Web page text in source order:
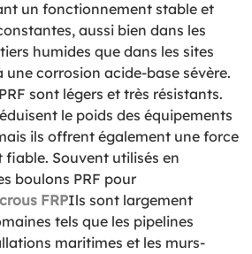
un fonctionnement stable et
aussi bien dans les
humides que dans les sites
une corrosion acide-base sévère.
sont légers et très résistants.
le poids des équipements
ils offrent également une force
Souvent utilisés en
boulons PRF pour
FRPIls sont largement
tels que les pipelines
maritimes et les murs-